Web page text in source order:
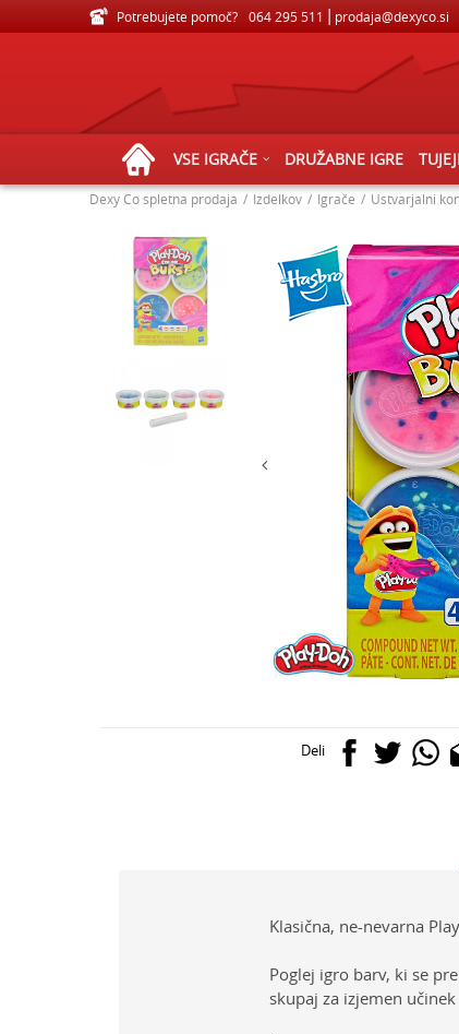
Potrebujete pomoč? 064 295 511 prodaja@dexyco.si
VELIKA IZBIRA IGRAČ ZA VSE STAROSTI
VSE IGRAČE DRUŽABNE IGRE
Dexy Co spletna prodaja Izdelkov Igrače Ustvarjalni
Deli
Klasična, ne-nevarna
Poglej igro barv, ki se
skupaj za izjemen